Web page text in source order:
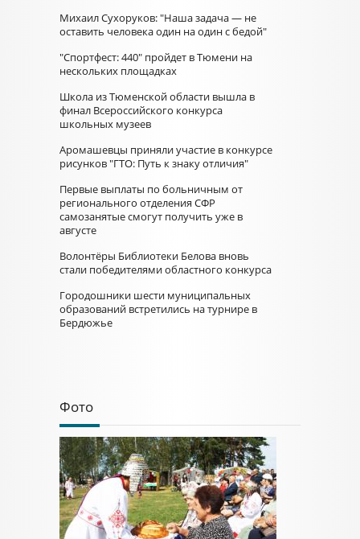
Михаил Сухоруков: "Наша задача — не
оставить человека один на один с бедой"
"Спортфест: 440" пройдет в Тюмени на
нескольких площадках
Школа из Тюменской области вышла в
финал Всероссийского конкурса
школьных музеев
Аромашевцы приняли участие в конкурсе
рисунков "ГТО: Путь к знаку отличия"
Первые выплаты по больничным от
регионального отделения СФР
самозанятые смогут получить уже в
августе
Волонтёры Библиотеки Белова вновь
стали победителями областного конкурса
Городошники шести муниципальных
образований встретились на турнире в
Бердюжье
Фото